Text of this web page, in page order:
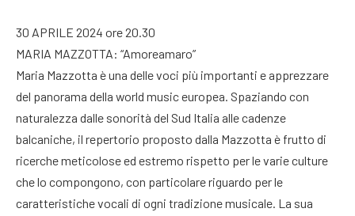
30 APRILE 2024 ore 20.30
MARIA MAZZOTTA: “Amoreamaro”
Maria Mazzotta è una delle voci più importanti e apprezzare
del panorama della world music europea. Spaziando con
naturalezza dalle sonorità del Sud Italia alle cadenze
balcaniche, il repertorio proposto dalla Mazzotta è frutto di
ricerche meticolose ed estremo rispetto per le varie culture
che lo compongono, con particolare riguardo per le
caratteristiche vocali di ogni tradizione musicale. La sua